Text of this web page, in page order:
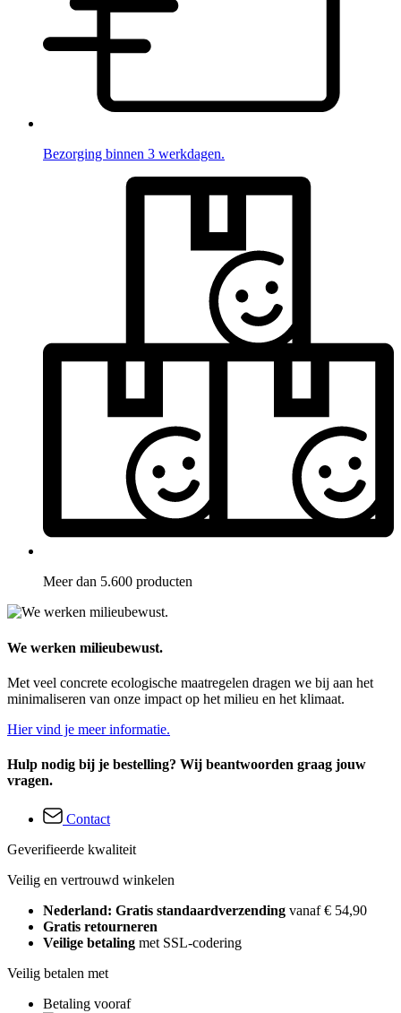
Bezorging binnen 3 werkdagen.
Meer dan 5.600 producten
We werken milieubewust.
Met veel concrete ecologische maatregelen dragen we bij aan het
minimaliseren van onze impact op het milieu en het klimaat.
Hier vind je meer informatie.
Hulp nodig bij je bestelling? Wij beantwoorden graag jouw
vragen.
Contact
Geverifieerde kwaliteit
Veilig en vertrouwd winkelen
Nederland: Gratis standaardverzending vanaf € 54,90
Gratis retourneren
Veilige betaling met SSL-codering
Veilig betalen met
Betaling vooraf